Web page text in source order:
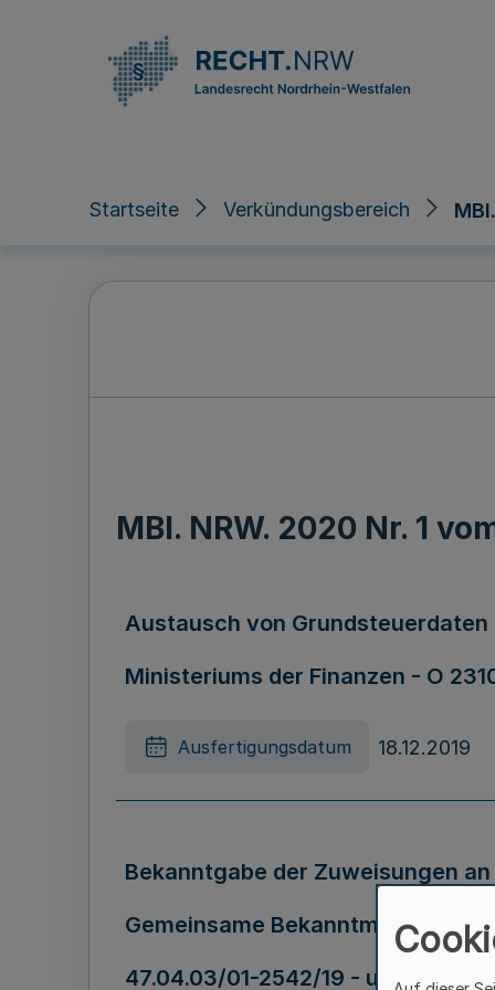
Startseite Verkündungsbereich
MBl. NRW. 2020 Nr. 1
Austausch von
Ministeriums der Finanzen - O
Ausfertigungsdatum 18.12.2019
Bekanntgabe der Zuweisungen
Gemeinsame Bekanntmachung
47.04.03/01-2542/19 - und des